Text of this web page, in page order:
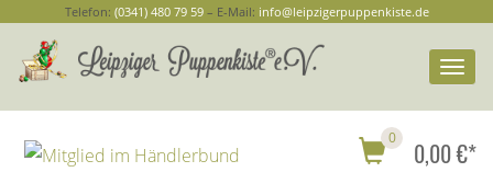
Telefon: (0341) 480 79 59– E-Mail: info@leipzigerpuppenkiste.de
0 0,00 €*